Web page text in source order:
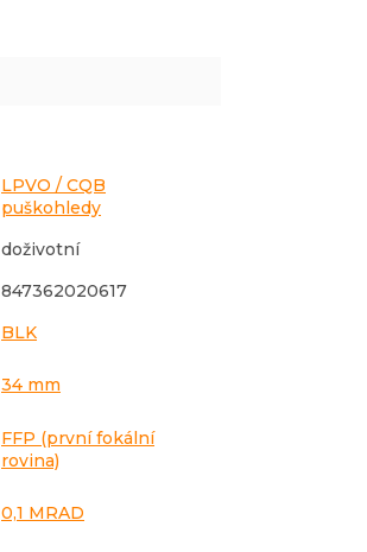
LPVO / CQB
puškohledy
doživotní
847362020617
BLK
34 mm
FFP (první fokální
rovina)
0,1 MRAD